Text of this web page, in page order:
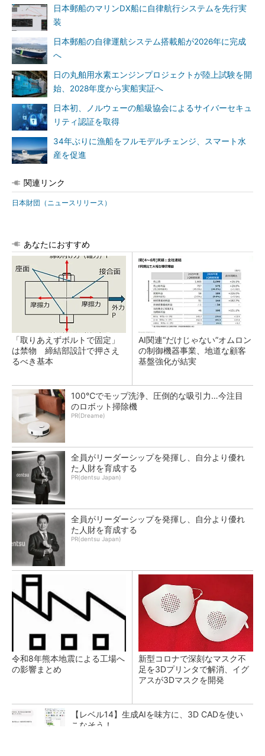
日本郵船のマリンDX船に自律航行システムを先行実
装
日本郵船の自律運航システム搭載船が2026年に完成
へ
日の丸舶用水素エンジンプロジェクトが陸上試験を開
始、2028年度から実船実証へ
日本初、ノルウェーの船級協会によるサイバーセキュ
リティ認証を取得
34年ぶりに漁船をフルモデルチェンジ、スマート水
産を促進
関連リンク
日本財団（ニュースリリース）
あなたにおすすめ
「取りあえずボルトで固定」
は禁物 締結部設計で押さえ
るべき基本
AI関連“だけじゃない”オムロン
の制御機器事業、地道な顧客
基盤強化が結実
100℃でモップ洗浄、圧倒的な吸引力…今注目
のロボット掃除機
PR(Dreame)
全員がリーダーシップを発揮し、自分より優れ
た人財を育成する
PR(dentsu Japan)
全員がリーダーシップを発揮し、自分より優れ
た人財を育成する
PR(dentsu Japan)
令和8年熊本地震による工場へ
の影響まとめ
新型コロナで深刻なマスク不
足を3Dプリンタで解消、イグ
アスが3Dマスクを開発
【レベル14】生成AIを味方に、3D CADを使い
こなそう！